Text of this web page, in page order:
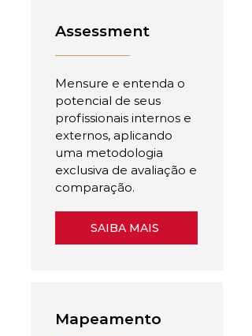
Assessment
Mensure e entenda o
potencial de seus
profissionais internos e
externos, aplicando
uma metodologia
exclusiva de avaliação e
comparação.
SAIBA MAIS
Mapeamento